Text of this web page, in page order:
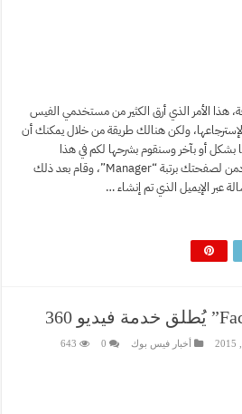
هذا الأمر الذي أرق الكثير من مستخدمي الفيس
لإسترجاعها، ولكن هنالك طريقة من خلال يمكنك أن
أو بآخر وسنقوم بشرحها لكم في هذا
الموضوع. في حال قمت بإضافة أدمن لصفحتك برتبة “Manager”، وقام بعد ذلك
الإيميل الذي تم إنشاء …
أخبار فيس بوك 0
643